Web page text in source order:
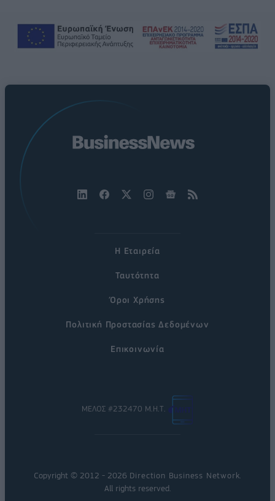
Η Εταιρεία
Ταυτότητα
Όροι Χρήσης
Πολιτική Προστασίας Δεδομένων
Επικοινωνία
ΜΕΛΟΣ #232470 Μ.Η.Τ.
Copyright © 2012 - 2026 Direction Business Network
All rights reserved.